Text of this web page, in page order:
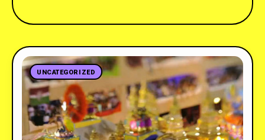
UNCATEGORIZED